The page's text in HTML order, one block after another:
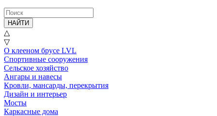
НАЙТИ
△
▽
О клееном брусе LVL
Спортивные сооружения
Сельское хозяйство
Ангары и навесы
Кровли, мансарды, перекрытия
Дизайн и интерьер
Мосты
Каркасные дома